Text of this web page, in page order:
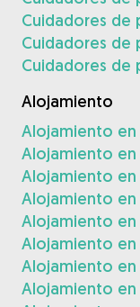
Cuidadores de
Cuidadores de
Cuidadores de
Alojamiento
Alojamiento en
Alojamiento en
Alojamiento en
Alojamiento en
Alojamiento en
Alojamiento en
Alojamiento en
Alojamiento